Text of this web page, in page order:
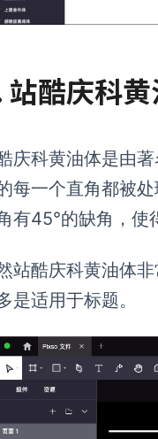
站酷庆科
庆科黄油体是由
每一个直角都被
有45°的缺角，使
站酷庆科黄油体
是适用于标题。